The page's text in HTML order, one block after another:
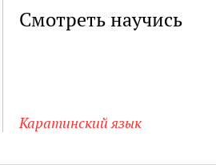
Смотреть научись
Каратинский язык